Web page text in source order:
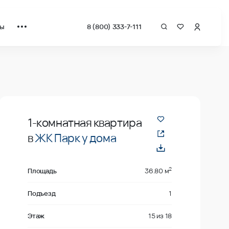
8 (800) 333-7-111
1-комнатная квартира
вЖК Парк у дома
Площадь 36.80 м2
Подъезд 1
Этаж 15из 18